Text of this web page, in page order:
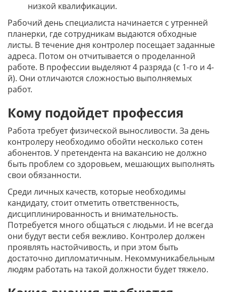
низкой квалификации.
Рабочий день специалиста начинается с утренней
планерки, где сотрудникам выдаются обходные
листы. В течение дня контролер посещает заданные
адреса. Потом он отчитывается о проделанной
работе. В профессии выделяют 4 разряда (с 1-го и 4-
й). Они отличаются сложностью выполняемых
работ.
Кому подойдет профессия
Работа требует физической выносливости. За день
контролеру необходимо обойти несколько сотен
абонентов. У претендента на вакансию не должно
быть проблем со здоровьем, мешающих выполнять
свои обязанности.
Среди личных качеств, которые необходимы
кандидату, стоит отметить ответственность,
дисциплинированность и внимательность.
Потребуется много общаться с людьми. И не всегда
они будут вести себя вежливо. Контролер должен
проявлять настойчивость, и при этом быть
достаточно дипломатичным. Некоммуникабельным
людям работать на такой должности будет тяжело.